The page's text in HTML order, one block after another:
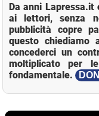
Da anni
ai lettori, senza
pubblicità copre
questo chiediamo
concederci un
moltiplicato per
fondamentale.